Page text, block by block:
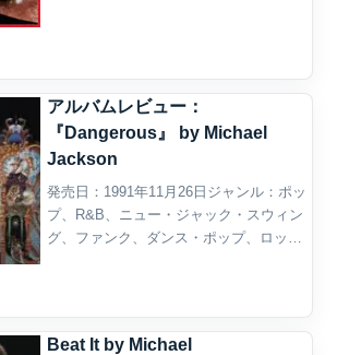
アルバムレビュー：
『Dangerous』 by Michael
Jackson
発売日：1991年11月26日ジャンル：ポッ
プ、R&B、ニュー・ジャック・スウィン
グ、ファンク、ダンス・ポップ、ロッ
Beat It by Michael